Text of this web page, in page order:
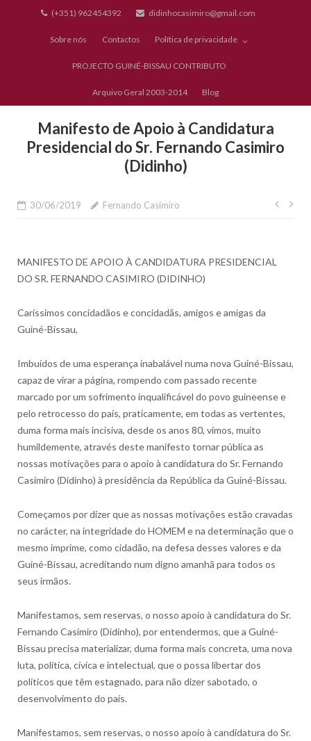
(+351) 962454392 didinhocasimiro@gmail.com
Sobre nós Contactos Política de privacidade
PROJECTO GUINÉ-BISSAU CONTRIBUTO
Arquivo Geral 2003-2014 Blog
Manifesto de Apoio à Candidatura
Presidencial do Sr. Fernando Casimiro
(Didinho)
30/06/2019 Fernando Casimiro
MANIFESTO DE APOIO À CANDIDATURA PRESIDENCIAL
DO SR. FERNANDO CASIMIRO (DIDINHO)
Caríssimos concidadãos e concidadãs, amigos e amigas da
Guiné-Bissau,
Imbuídos de uma esperança inabalável numa nova Guiné-Bissau,
capaz de virar a página, rompendo com passado recente
marcado por um sofrimento inqualificável do povo guineense e
pelo retrocesso do país, praticamente, em todas as vertentes,
duma forma mais incisiva, desde os anos 80, vimos, muito
humildemente, através deste manifesto tornar pública as
nossas motivações para o apoio à candidatura do Sr. Fernando
Casimiro (Didinho) à presidência da República da Guiné-Bissau.
Começamos por dizer que as nossas motivações estão cravadas
no carácter, na integridade do HOMEM e na determinação que o
mesmo imprime, como cidadão, na defesa desses valores e da
Guiné-Bissau, acreditando num digno amanhã para todos os
seus irmãos.
Manifestamos, sem reservas, o nosso apoio à candidatura do Sr.
Fernando Casimiro (Didinho), por entendermos, que a Guiné-
Bissau precisa materializar, duma forma mais concreta, uma nova
luta, política, cívica e intelectual, que o possa libertar dos
políticos que têm estagnado, para não dizer sabotado, o
desenvolvimento do país.
Manifestamos, sem reservas, o nosso apoio à candidatura do Sr.